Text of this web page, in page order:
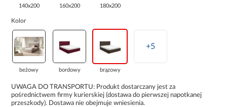
140x200 160x200 180x200
Kolor
beżowy bordowy brązowy
+5
UWAGA DO TRANSPORTU: Produkt dostarczany jest za
pośrednictwem firmy kurierskiej (dostawa do pierwszej napotkanej
przeszkody). Dostawa nie obejmuje wniesienia.